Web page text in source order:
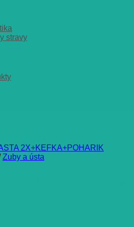
stravy
Zuby a ústa